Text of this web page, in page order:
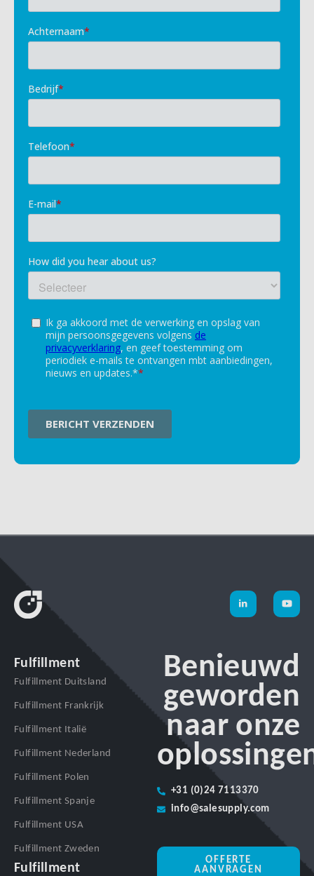
Fulfillment
Fulfillment Duitsland
Fulfillment Frankrijk
Fulfillment Italië
Fulfillment Nederland
Fulfillment Polen
Fulfillment Spanje
Fulfillment USA
Fulfillment Zweden
Fulfillment
Benieuwd
geworden
naar onze
+31 (0)24 7113370
info@salesupply.com
OFFERTE
AANVRAGEN